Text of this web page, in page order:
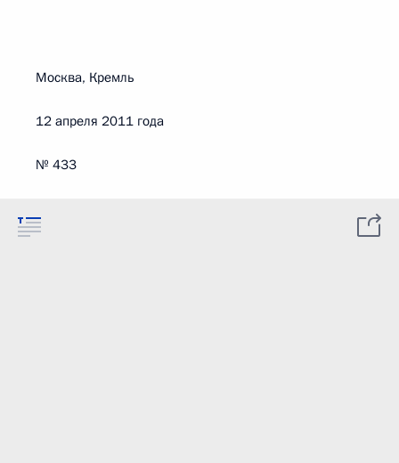
Москва, Кремль
12 апреля 2011 года
№ 433